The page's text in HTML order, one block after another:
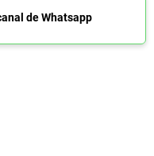
de Whatsapp